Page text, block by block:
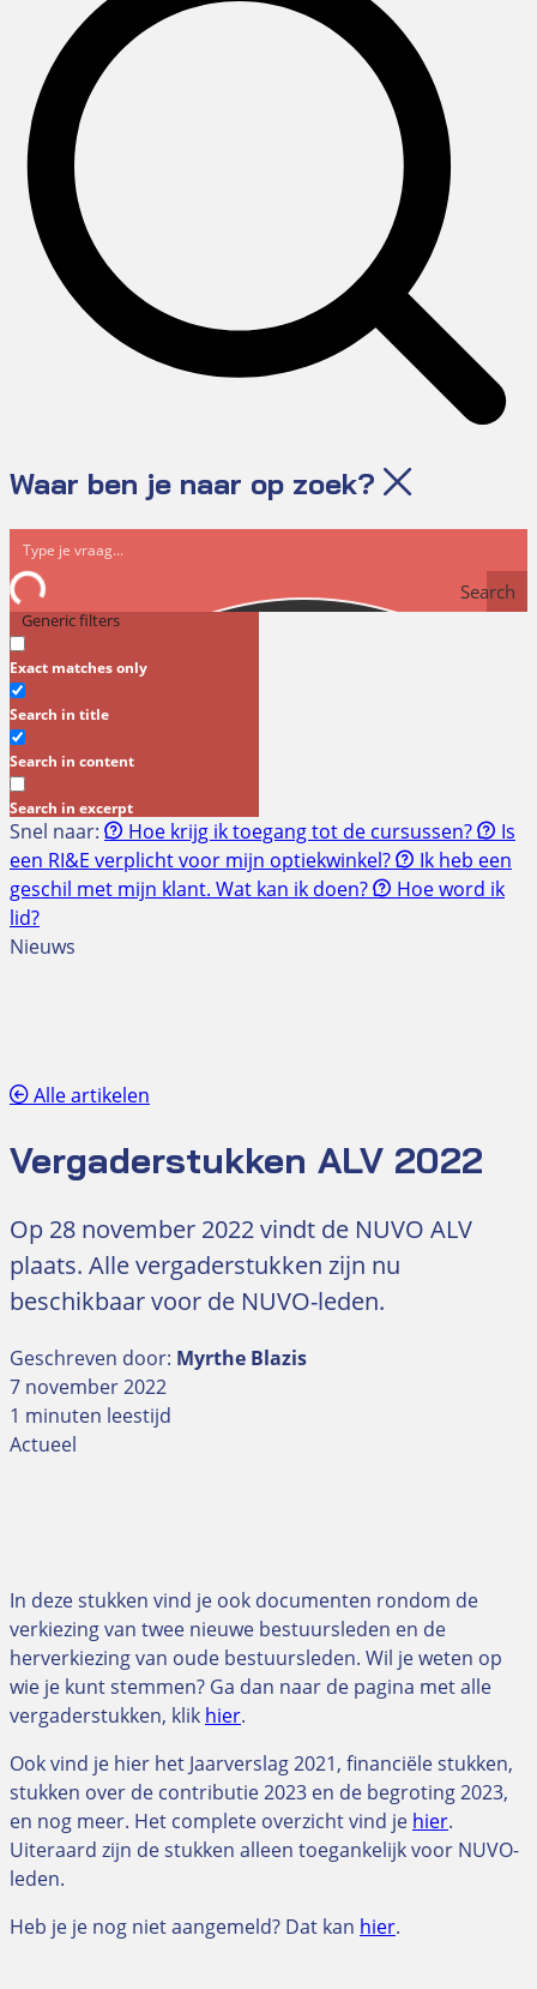
Waar ben je naar op zoek?
Search
Generic filters
Exact matches only
Search in title
Search in content
Search in excerpt
Snel naar: Hoe krijg ik toegang tot de cursussen?
Is
een RI&E verplicht voor mijn optiekwinkel?
Ik heb een
geschil met mijn klant. Wat kan ik doen?
Hoe word ik
lid?
Nieuws
Alle artikelen
Vergaderstukken ALV 2022
Op 28 november 2022 vindt de NUVO ALV
plaats. Alle vergaderstukken zijn nu
beschikbaar voor de NUVO-leden.
Geschreven door: Myrthe Blazis
7 november 2022
1 minuten leestijd
Actueel
In deze stukken vind je ook documenten rondom de
verkiezing van twee nieuwe bestuursleden en de
herverkiezing van oude bestuursleden. Wil je weten op
wie je kunt stemmen? Ga dan naar de pagina met alle
vergaderstukken, klik hier.
Ook vind je hier het Jaarverslag 2021, financiële stukken,
stukken over de contributie 2023 en de begroting 2023,
en nog meer. Het complete overzicht vind je hier.
Uiteraard zijn de stukken alleen toegankelijk voor NUVO-
leden.
Heb je je nog niet aangemeld? Dat kan hier.